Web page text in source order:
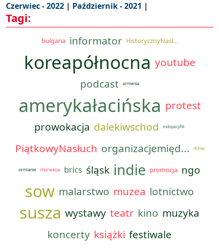
Czerwiec - 2022 | Październik - 2021 |
Tagi:
bulgaria informator HistorycznyNasł...
koreapółnocna youtube
podcast
armenia
amerykałacińska protest
prowokacja dalekiwschod indopacyfik
PiątkowyNasłuch organizacjemięd... dunaj
ormianie chorwacja brics śląsk indie promocja ngo
sow malarstwo muzea lotnictwo
susza wystawy teatr kino muzyka
koncerty książki festiwale